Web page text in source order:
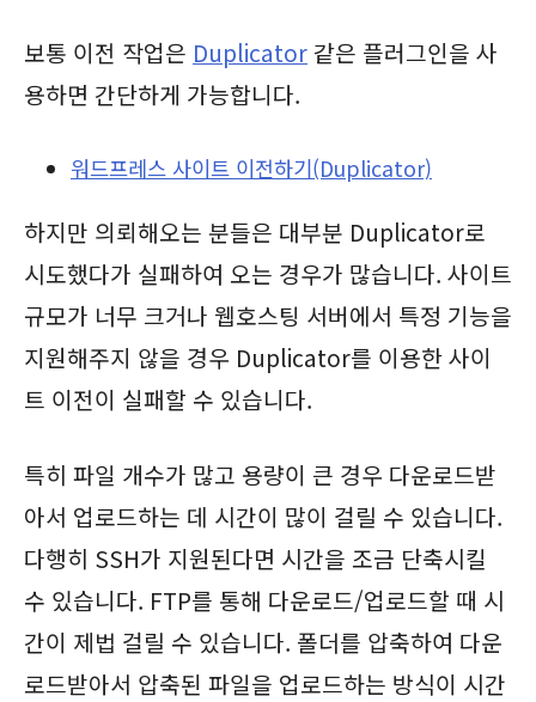
보통 이전 작업은 Duplicator 같은 플러그인을 사
용하면 간단하게 가능합니다.
워드프레스 사이트 이전하기(Duplicator)
하지만 의뢰해오는 분들은 대부분 Duplicator로
시도했다가 실패하여 오는 경우가 많습니다. 사이트
규모가 너무 크거나 웹호스팅 서버에서 특정 기능을
지원해주지 않을 경우 Duplicator를 이용한 사이
트 이전이 실패할 수 있습니다.
특히 파일 개수가 많고 용량이 큰 경우 다운로드받
아서 업로드하는 데 시간이 많이 걸릴 수 있습니다.
다행히 SSH가 지원된다면 시간을 조금 단축시킬
수 있습니다. FTP를 통해 다운로드/업로드할 때 시
간이 제법 걸릴 수 있습니다. 폴더를 압축하여 다운
로드받아서 압축된 파일을 업로드하는 방식이 시간